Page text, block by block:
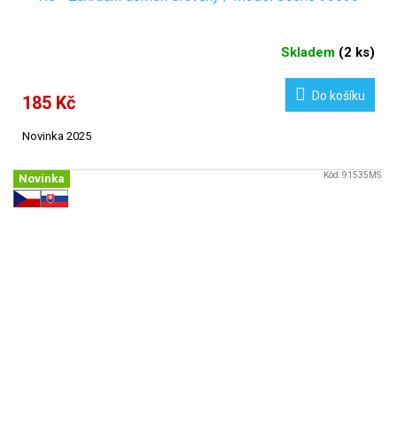
Skladem (2 ks)
185 Kč Do košíku
Novinka 2025
Novinka Kód:91535MS